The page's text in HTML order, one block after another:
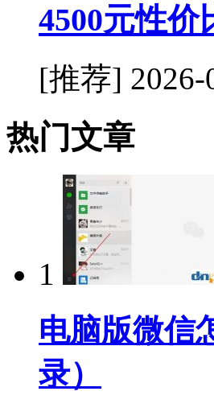
4500元性
[推荐] 2026-
热门文章
1
电脑版微信
录）